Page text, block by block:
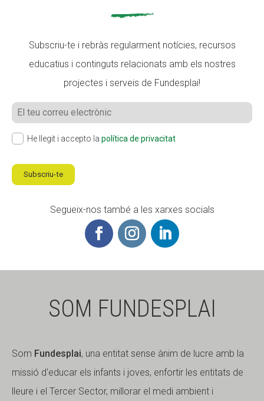
Subscriu-te i rebràs regularment notícies, recursos
educatius i continguts relacionats amb els nostres
projectes i serveis de Fundesplai!
He llegit i accepto la política de privacitat
Subscriu-te
Segueix-nos també a les xarxes socials
SOM FUNDESPLAI
Som Fundesplai, una entitat sense ànim de lucre amb la
missió d'educar els infants i joves, enfortir les entitats de
lleure i el Tercer Sector, millorar el medi ambient i